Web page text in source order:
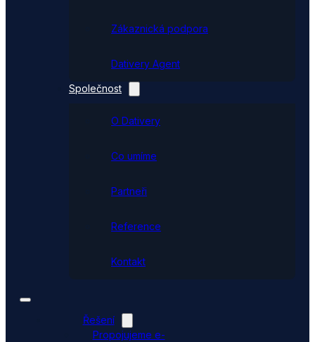
Zákaznická podpora
Dativery Agent
Společnost
O Dativery
Co umíme
Partneři
Reference
Kontakt
Řešení
Propojujeme e-